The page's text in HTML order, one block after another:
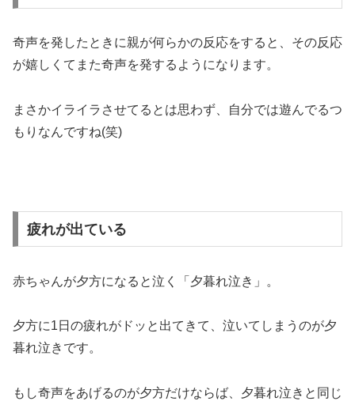
奇声を発したときに親が何らかの反応をすると、その反応
が嬉しくてまた奇声を発するようになります。
まさかイライラさせてるとは思わず、自分では遊んでるつ
もりなんですね(笑)
疲れが出ている
赤ちゃんが夕方になると泣く「夕暮れ泣き」。
夕方に1日の疲れがドッと出てきて、泣いてしまうのが夕
暮れ泣きです。
もし奇声をあげるのが夕方だけならば、夕暮れ泣きと同じ